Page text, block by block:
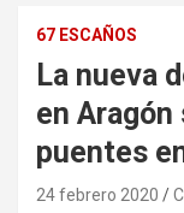
67 ESCAÑOS
La nueva
en
puentes
24 febrero 2020